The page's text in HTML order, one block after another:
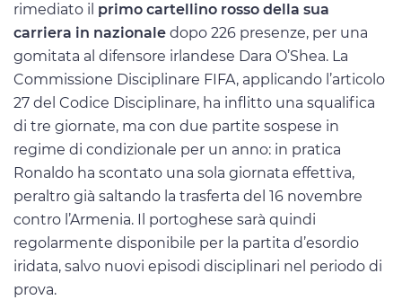
rimediato il primo cartellino rosso della sua
carriera in nazionale dopo 226 presenze, per una
gomitata al difensore irlandese Dara O’Shea. La
Commissione Disciplinare FIFA, applicando l’articolo
27 del Codice Disciplinare, ha inflitto una squalifica
di tre giornate, ma con due partite sospese in
regime di condizionale per un anno: in pratica
Ronaldo ha scontato una sola giornata effettiva,
peraltro già saltando la trasferta del 16 novembre
contro l’Armenia. Il portoghese sarà quindi
regolarmente disponibile per la partita d’esordio
iridata, salvo nuovi episodi disciplinari nel periodo di
prova.